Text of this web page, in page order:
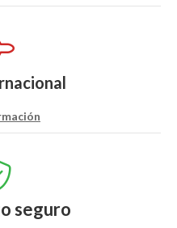
seguro